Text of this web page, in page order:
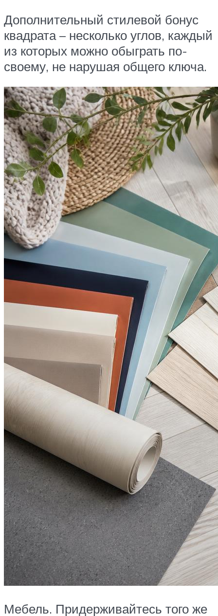
Дополнительный стилевой бонус
квадрата – несколько углов, каждый
из которых можно обыграть по-
своему, не нарушая общего ключа.
Мебель. Придерживайтесь того же